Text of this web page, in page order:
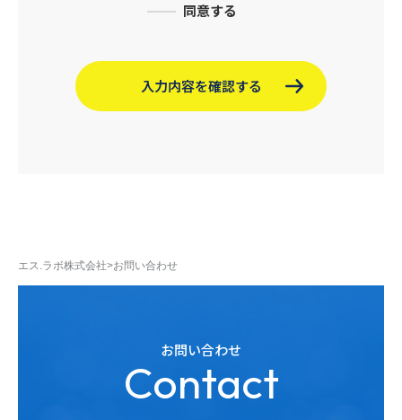
同意する
エス.ラボ株式会社>お問い合わせ
お問い合わせ
Contact